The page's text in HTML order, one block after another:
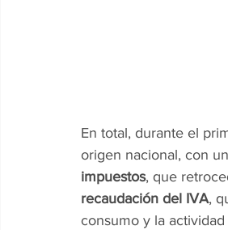
En total, durante el
origen nacional, con
impuestos, que
recaudación del IVA,
consumo y la